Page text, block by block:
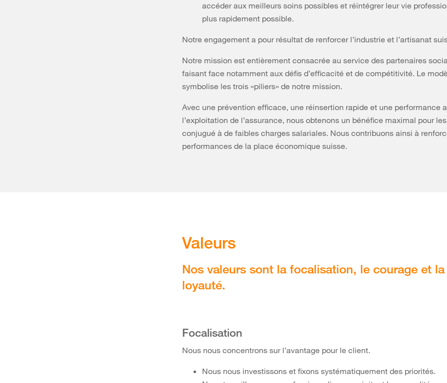
accéder aux meilleurs soins possibles et réintégrer leur vie
plus rapidement possible.
Notre engagement a pour résultat de renforcer l’industrie et l’artisanat
Notre mission est entièrement consacrée au service des partenaires
faisant face notamment aux défis d’efficacité et de compétitivité. Le
symbolise les trois «piliers» de notre mission.
Avec une prévention efficace, une réinsertion rapide et une performance
l’exploitation de l’assurance, nous obtenons un bénéfice maximal pour
conjugué à de faibles charges salariales. Nous contribuons ainsi à
performances de la place économique suisse.
Valeurs
Nos valeurs sont la focalisation, le courage et la
loyauté.
Focalisation
Nous nous concentrons sur l’avantage pour le client.
Nous nous investissons et fixons systématiquement des priorités.